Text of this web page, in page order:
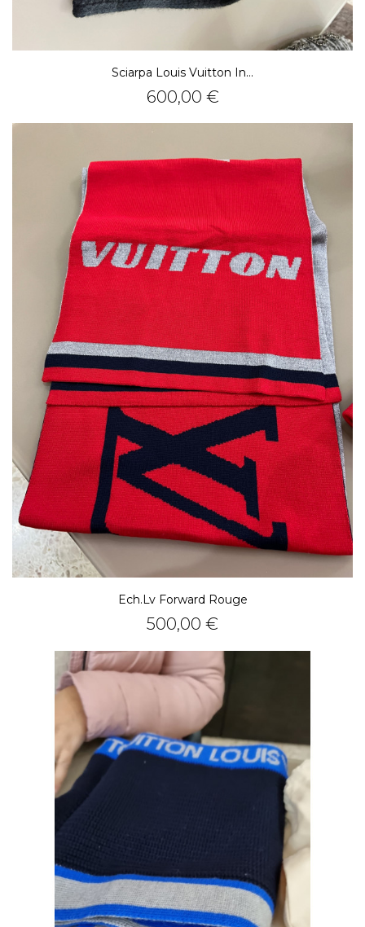
Sciarpa Louis Vuitton In...
Prezzo
600,00 €
Ech.lv Forward Rouge
Prezzo
500,00 €